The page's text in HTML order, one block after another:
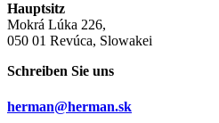
Hauptsitz
Mokrá Lúka 226,
050 01 Revúca, Slowakei
Schreiben Sie uns
herman@herman.sk